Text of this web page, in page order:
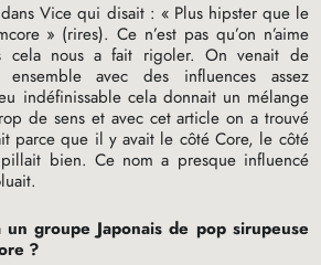
Vice qui disait : « Plus hipster que le
» (rires). Ce n’est pas qu’on n’aime
cela nous a fait rigoler. On venait de
avec des influences assez
indéfinissable cela donnait un mélange
de sens et avec cet article on a trouvé
parce que il y avait le côté Core, le côté
bien. Ce nom a presque influencé
un groupe Japonais de pop sirupeuse
?